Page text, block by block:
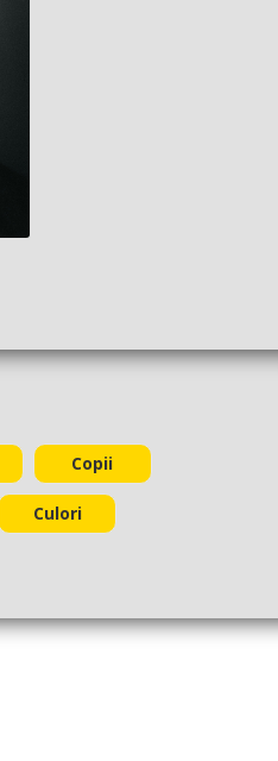
Copii
Culori